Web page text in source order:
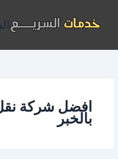
المحتوى
افضل شركة
بالخبر